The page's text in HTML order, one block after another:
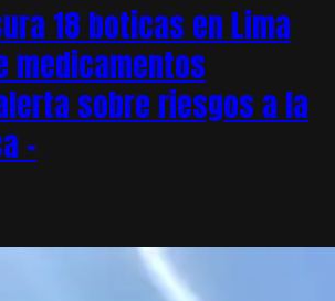
18 boticas en Lima
medicamentos
sobre riesgos a la
–